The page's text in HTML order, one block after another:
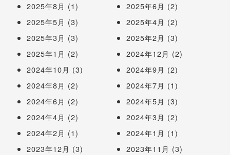
2025年8月 (1) 2025年6月 (2)
2025年5月 (3) 2025年4月 (2)
2025年3月 (3) 2025年2月 (3)
2025年1月 (2) 2024年12月 (2)
2024年10月 (3) 2024年9月 (2)
2024年8月 (2) 2024年7月 (1)
2024年6月 (2) 2024年5月 (3)
2024年4月 (2) 2024年3月 (2)
2024年2月 (1) 2024年1月 (1)
2023年12月 (3) 2023年11月 (3)